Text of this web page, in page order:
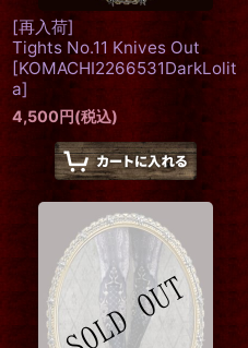
[再入荷]
Tights No.11 Knives Out
[KOMACHI2266531DarkLolit
a]
4,500円(税込)